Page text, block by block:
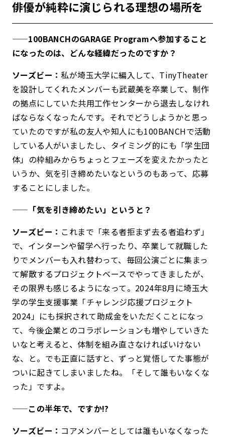
俳優が純粋に演じられる理想の場所を
——100BANCHのGARAGE Programへ参加すること
になったのは、どんな経緯だったのですか？
ソーズビー：私が埼玉大学に編入して、TinyTheater
を設計してくれたメンバーも武蔵美を卒業して、制作
の拠点にしていた共用工作センターから退去しなけれ
ばならなくなったんです。それでどうしようかと思っ
ていたのですが私の友人や知人にも100BANCHで活動
している人がいましたし、タイミング的にも「学生団
体」の枠組みからちょっとフェーズを変えたかったと
いうか、気を引き締めたいなというのもあって、応募
することにしました。
——「気を引き締めたい」というと？
ソーズビー： これまで「来る者拒まず去る者追わず」
で、インターンや留学へ行ったり、卒業して就職した
りでメンバーも入れ替わって、毎回公演ごとに集まっ
て解散するプロジェクトベースでやってきましたが、
その限界も感じるようになって。2024年8月に埼玉大
学の学生支援事業「チャレンジ応援プロジェクト
2024」にも採択されて助成金をいただくことになっ
て、今後企業とのコラボレーションも増やしていきた
いなと考えると、体制を組み直さなければいけない
な、と。でも正直に話すと、ずっと覚悟してた事態が
ついに起きてしまいましたね。「そして誰もいなくな
った」ですよ。
——この半年で、ですか!?
ソーズビー： コアメンバーとしては誰もいなくなった